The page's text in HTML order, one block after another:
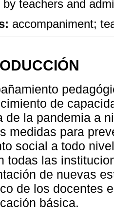
by teachers and
accompaniment;
de
de la pandemia a
medidas para
social a todo
todas las
de nuevas
de los docentes
básica.